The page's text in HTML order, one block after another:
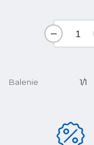
Balenie 1/1